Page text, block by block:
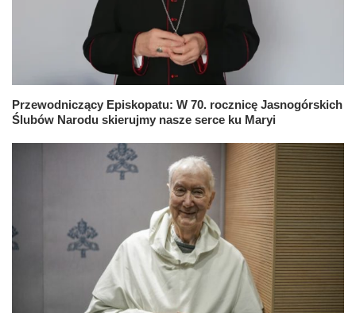
Przewodniczący Episkopatu: W 70. rocznicę Jasnogórskich
Ślubów Narodu skierujmy nasze serce ku Maryi